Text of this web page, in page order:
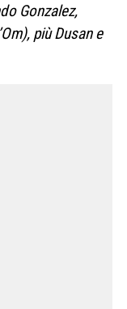
Gonzalez,
più Dusan e